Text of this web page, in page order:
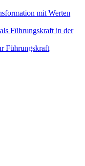
mit Werten
Führungskraft in der
Führungskraft